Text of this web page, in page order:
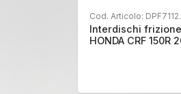
Cod. Articolo:
Interdischi
HONDA CRF 150R